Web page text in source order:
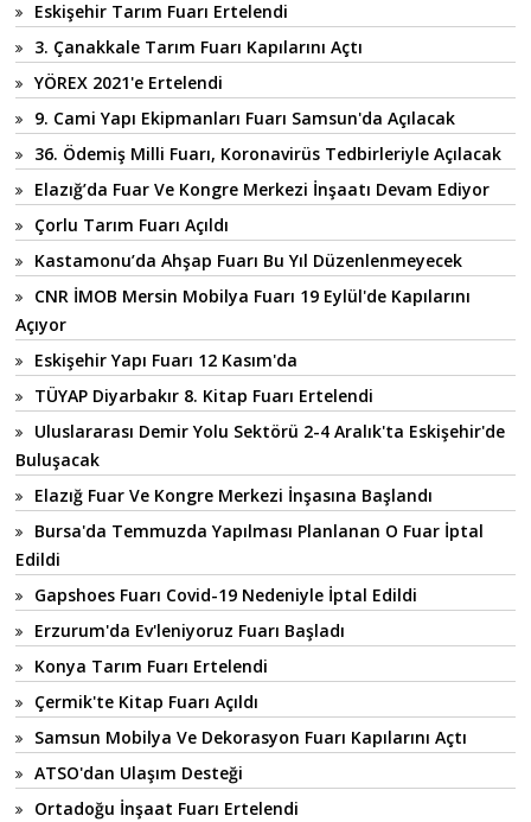
Eskişehir Tarım Fuarı Ertelendi
3. Çanakkale Tarım Fuarı Kapılarını Açtı
YÖREX 2021'e Ertelendi
9. Cami Yapı Ekipmanları Fuarı Samsun'da Açılacak
36. Ödemiş Milli Fuarı, Koronavirüs Tedbirleriyle Açılacak
Elazığ’da Fuar Ve Kongre Merkezi İnşaatı Devam Ediyor
Çorlu Tarım Fuarı Açıldı
Kastamonu’da Ahşap Fuarı Bu Yıl Düzenlenmeyecek
CNR İMOB Mersin Mobilya Fuarı 19 Eylül'de Kapılarını
Açıyor
Eskişehir Yapı Fuarı 12 Kasım'da
TÜYAP Diyarbakır 8. Kitap Fuarı Ertelendi
Uluslararası Demir Yolu Sektörü 2-4 Aralık'ta Eskişehir'de
Buluşacak
Elazığ Fuar Ve Kongre Merkezi İnşasına Başlandı
Bursa'da Temmuzda Yapılması Planlanan O Fuar İptal
Edildi
Gapshoes Fuarı Covid-19 Nedeniyle İptal Edildi
Erzurum'da Ev'leniyoruz Fuarı Başladı
Konya Tarım Fuarı Ertelendi
Çermik'te Kitap Fuarı Açıldı
Samsun Mobilya Ve Dekorasyon Fuarı Kapılarını Açtı
ATSO'dan Ulaşım Desteği
Ortadoğu İnşaat Fuarı Ertelendi